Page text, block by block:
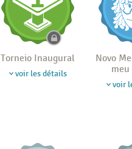
Torneio Inaugural
voir les détails
Novo
voir